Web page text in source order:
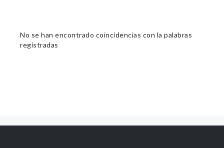
No se han encontrado coincidencias con la palabras
registradas